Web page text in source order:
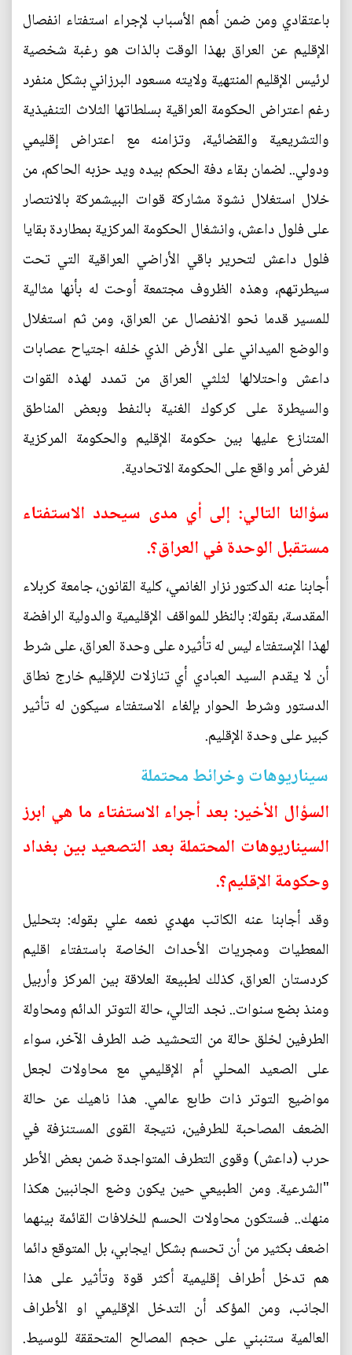
باعتقادي ومن ضمن أهم الأسباب لإجراء استفتاء انفصال
الإقليم عن العراق بهذا الوقت بالذات هو رغبة شخصية
لرئيس الإقليم المنتهية ولايته مسعود البرزاني بشكل منفرد
رغم اعتراض الحكومة العراقية بسلطاتها الثلاث التنفيذية
والتشريعية والقضائية، وتزامنه مع اعتراض إقليمي
ودولي.. لضمان بقاء دفة الحكم بيده ويد حزبه الحاكم، من
خلال استغلال نشوة مشاركة قوات البيشمركة بالانتصار
على فلول داعش، وانشغال الحكومة المركزية بمطاردة بقايا
فلول داعش لتحرير باقي الأراضي العراقية التي تحت
سيطرتهم، وهذه الظروف مجتمعة أوحت له بأنها مثالية
للمسير قدما نحو الانفصال عن العراق، ومن ثم استغلال
والوضع الميداني على الأرض الذي خلفه اجتياح عصابات
داعش واحتلالها لثلثي العراق من تمدد لهذه القوات
والسيطرة على كركوك الغنية بالنفط وبعض المناطق
المتنازع عليها بين حكومة الإقليم والحكومة المركزية
لفرض أمر واقع على الحكومة الاتحادية.
سؤالنا التالي: إلى أي مدى سيحدد الاستفتاء
مستقبل الوحدة في العراق؟.
أجابنا عنه الدكتور نزار الغانمي، كلية القانون، جامعة كربلاء
المقدسة، بقولة: بالنظر للمواقف الإقليمية والدولية الرافضة
لهذا الإستفتاء ليس له تأثيره على وحدة العراق، على شرط
أن لا يقدم السيد العبادي أي تنازلات للإقليم خارج نطاق
الدستور وشرط الحوار بإلغاء الاستفتاء سيكون له تأثير
كبير على وحدة الإقليم.
سيناريوهات وخرائط محتملة
السؤال الأخير: بعد أجراء الاستفتاء ما هي ابرز
السيناريوهات المحتملة بعد التصعيد بين بغداد
وحكومة الإقليم؟.
وقد أجابنا عنه الكاتب مهدي نعمه علي بقوله: بتحليل
المعطيات ومجريات الأحداث الخاصة باستفتاء اقليم
كردستان العراق، كذلك لطبيعة العلاقة بين المركز وأربيل
ومنذ بضع سنوات.. نجد التالي، حالة التوتر الدائم ومحاولة
الطرفين لخلق حالة من التحشيد ضد الطرف الآخر، سواء
على الصعيد المحلي أم الإقليمي مع محاولات لجعل
مواضيع التوتر ذات طابع عالمي. هذا ناهيك عن حالة
الضعف المصاحبة للطرفين، نتيجة القوى المستنزفة في
حرب (داعش) وقوى التطرف المتواجدة ضمن بعض الأطر
"الشرعية. ومن الطبيعي حين يكون وضع الجانبين هكذا
منهك.. فستكون محاولات الحسم للخلافات القائمة بينهما
اضعف بكثير من أن تحسم بشكل ايجابي، بل المتوقع دائما
هم تدخل أطراف إقليمية أكثر قوة وتأثير على هذا
الجانب، ومن المؤكد أن التدخل الإقليمي او الأطراف
العالمية ستنبني على حجم المصالح المتحققة للوسيط.